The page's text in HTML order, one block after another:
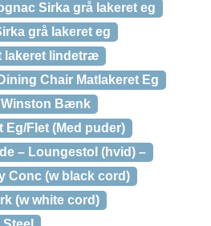
Sirka grå lakeret eg
grå lakeret eg
lakeret lindetræ
Chair Matlakeret Eg
Winston Bænk
Eg/Flet (Med puder)
– Loungestol (hvid) –
Conc (w black cord)
(w white cord)